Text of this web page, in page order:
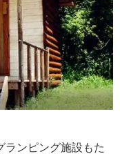
ランピング施設もた